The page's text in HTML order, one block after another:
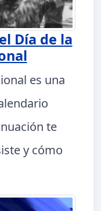
Día de la
es una
te
y cómo